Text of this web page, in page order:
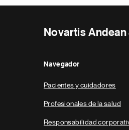
Novartis
Navegador
Pacientes y cuidadores
Profesionales de la salud
Responsabilidad